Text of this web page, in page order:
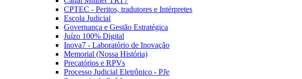
CPTEC - Peritos, tradutores e Intérpretes
Escola Judicial
Governança e Gestão Estratégica
Juízo 100% Digital
Inova7 - Laboratório de Inovação
Memorial (Nossa História)
Precatórios e RPVs
Processo Judicial Eletrônico - PJe